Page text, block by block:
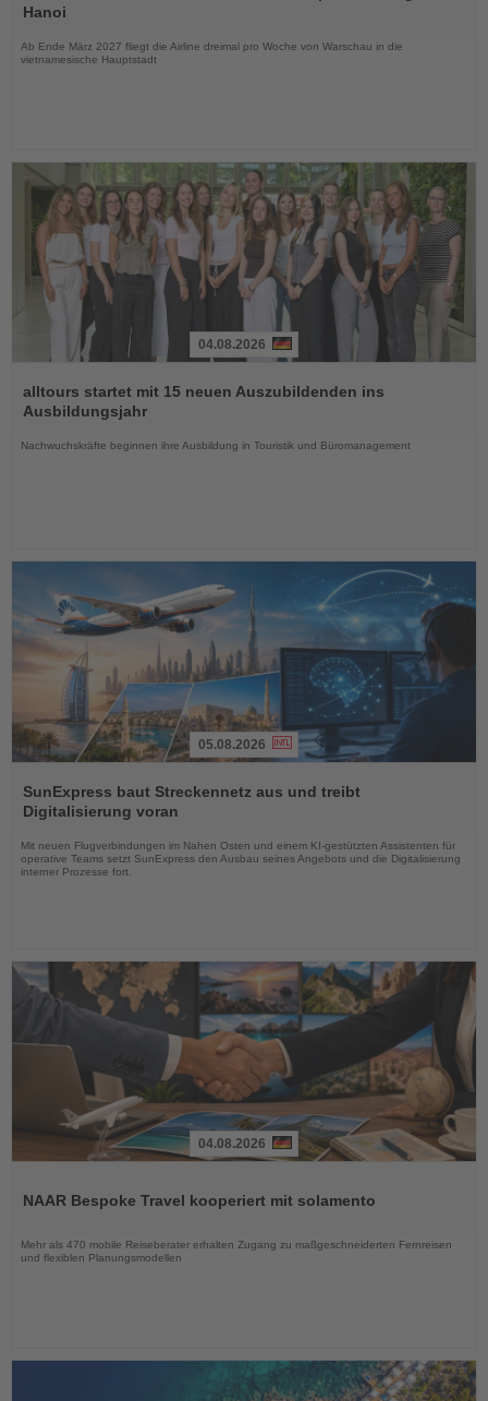
dieHanoi
Ab Ende März 2027 fliegt die Airline dreimal pro Woche von Warschau in die
vietnamesische Hauptstadt
Sie
die
04.08.2026
alltours startet mit 15 neuen Auszubildenden ins
Ausbildungsjahr
Nachwuchskräfte beginnen ihre Ausbildung in Touristik und Büromanagement
Sie
die
Nachrichten
05.08.2026
SunExpress baut Streckennetz aus und treibt
Digitalisierung voran
Mit neuen Flugverbindungen im Nahen Osten und einem KI-gestützten Assistenten für
operative Teams setzt SunExpress den Ausbau seines Angebots und die Digitalisierung
interner Prozesse fort.
die
04.08.2026
NAAR Bespoke Travel kooperiert mit solamento
Mehr als 470 mobile Reiseberater erhalten Zugang zu maßgeschneiderten Fernreisen
und flexiblen Planungsmodellen